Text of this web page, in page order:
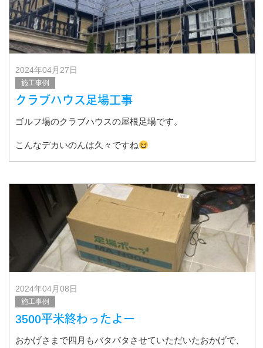
2024年04月27日
施工事例
クラブハウス足場工事
ゴルフ場のクラブハウスの屋根足場です。
こんなデカいのんは久々ですね
2024年04月08日
施工事例
3500平米終わったよー
おかげさまで四月もバタバタさせていただいたおかげで、